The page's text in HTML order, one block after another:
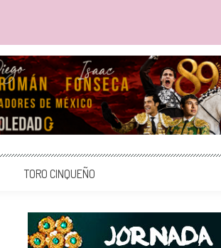
TORO CINQUEÑO